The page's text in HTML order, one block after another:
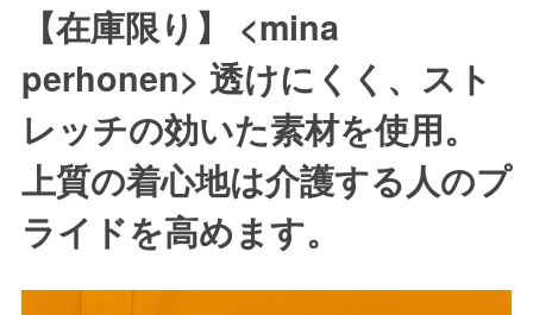
【在庫限り】 <mina
perhonen> 透けにくく、スト
レッチの効いた素材を使用。
上質の着心地は介護する人のプ
ライドを高めます。